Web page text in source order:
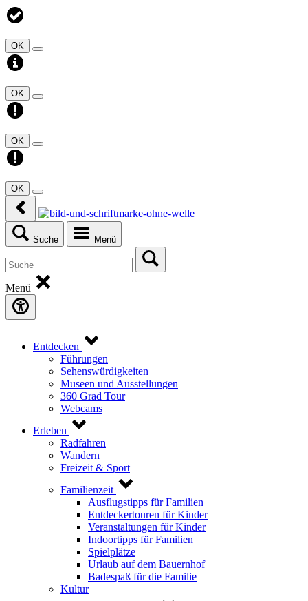
OK
OK
OK
OK
Suche Menü
Menü
Entdecken
Führungen
Sehenswürdigkeiten
Museen und Ausstellungen
360 Grad Tour
Webcams
Erleben
Radfahren
Wandern
Freizeit & Sport
Familienzeit
Ausflugstipps für Familien
Entdeckertouren für Kinder
Veranstaltungen für Kinder
Indoortipps für Familien
Spielplätze
Urlaub auf dem Bauernhof
Badespaß für die Familie
Kultur